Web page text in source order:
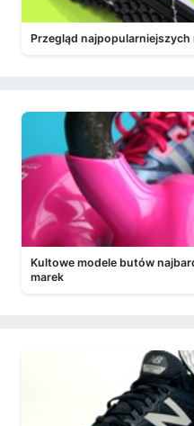
Przegląd
Kultowe modele butów
marek